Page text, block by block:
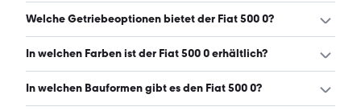
Der Fiat 500 0 hat Leistungen zwischen 65 und 86 PS.
Welche Getriebeoptionen bietet der Fiat 500 0?
Der Fiat 500 0 ist mit manuellem, automatischem und
8.8.2026)
In welchen Farben ist der Fiat 500 0 erhältlich?
Den Fiat 500 0 gibt es in folgenden Farben: weiß, grau,
In welchen Bauformen gibt es den Fiat 500 0?